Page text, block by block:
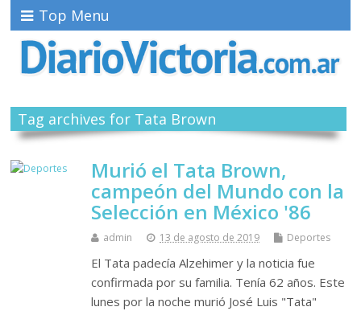
Top Menu
Tag archives for Tata Brown
Murió el Tata Brown,
campeón del Mundo con la
Selección en México '86
admin 13 de agosto de 2019 Deportes
El Tata padecía Alzehimer y la noticia fue
confirmada por su familia. Tenía 62 años. Este
lunes por la noche murió José Luis "Tata"